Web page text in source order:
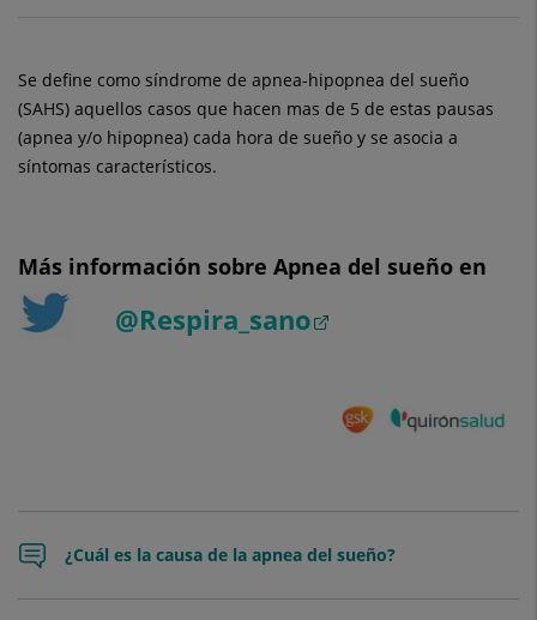
Se define como síndrome de apnea-hipopnea del sueño
(SAHS) aquellos casos que hacen mas de 5 de estas pausas
(apnea y/o hipopnea) cada hora de sueño y se asocia a
síntomas característicos.
Más información sobre Apnea del sueño en
@Respira_sano
¿Cuál es la causa de la apnea del sueño?